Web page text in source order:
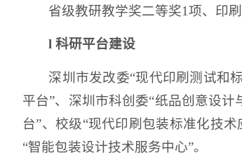
省级教研教学奖二等奖1项、印
l科研平台建设
深圳市发改委“现代印刷测试和
平台”、深圳市科创委“纸品创意设
台”、校级“现代印刷包装标准化技
“智能包装设计技术服务中心”。